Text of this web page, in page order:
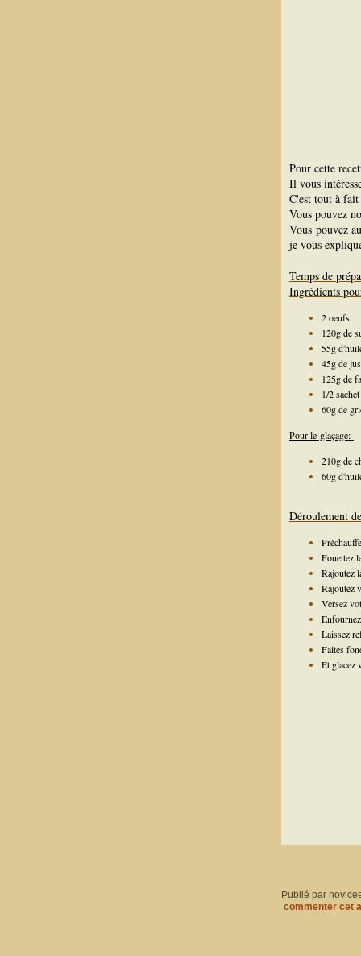
Pour cette
Il vous
C'est tout à
Vous pouvez
Vous pouvez
je vous
Temps de
Ingrédients
2 oeufs
120g de
55g
45g de
125g de
1/2
60g de
Pour le glaçage:
210g de
60g
Déroulement
Fouettez
Rajoutez
Rajoutez
Versez
Laissez
Faites
Et glacez
Publié par
commenter cet